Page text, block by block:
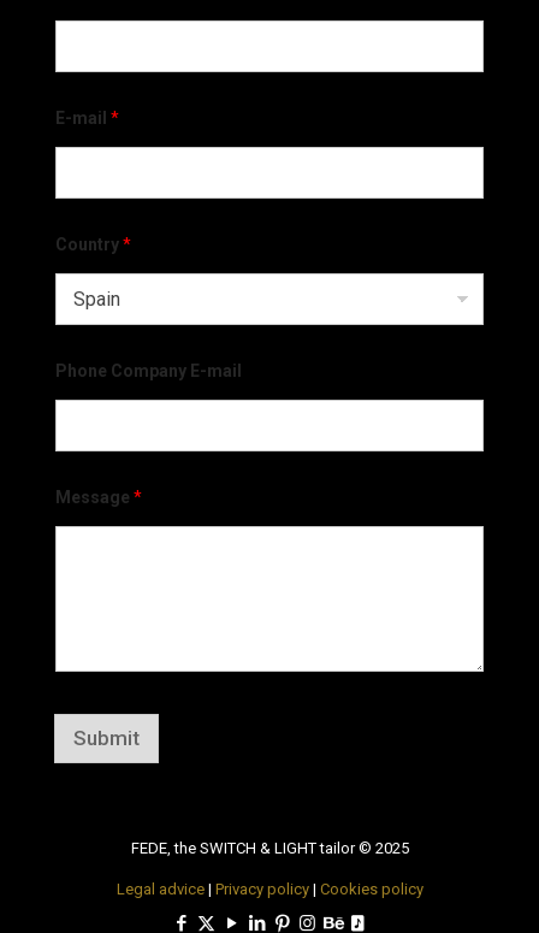
E-mail *
Country*
Phone Company E-mail
Message *
Submit
FEDE, the SWITCH & LIGHT tailor © 2025
Legal advice| Privacy policy| Cookies policy